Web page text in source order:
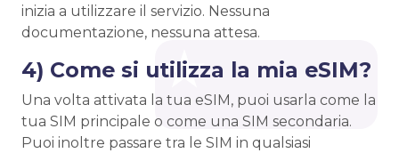
inizia a utilizzare il servizio. Nessuna
documentazione, nessuna attesa.
4) Come si utilizza la mia eSIM?
Una volta attivata la tua eSIM, puoi usarla come la
tua SIM principale o come una SIM secondaria.
Puoi inoltre passare tra le SIM in qualsiasi